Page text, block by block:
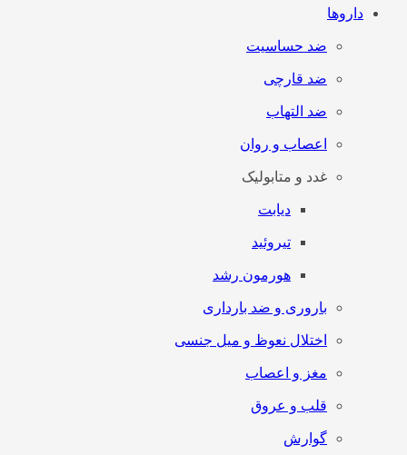
داروها
ضد حساسیت
ضد قارچی
ضد التهاب
اعصاب و روان
غدد و متابولیک
دیابت
تیروئید
هورمون رشد
باروری و ضد بارداری
اختلال نعوظ و میل جنسی
مغز و اعصاب
قلب و عروق
گوارش